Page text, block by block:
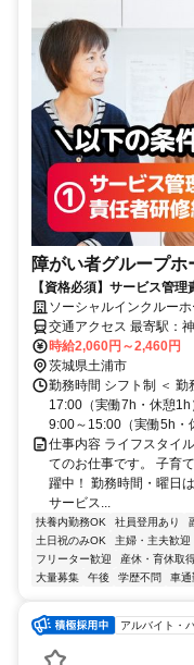
障がい者グループ
【資格必須】サービス管
みOK/残業ほぼなし！家庭
ソーシャルインクルー
時給2,060円～2,460円
茨城県土浦市
勤務時間 シフト制 ＜ 勤
17:00（実働7h・休憩
9:00～15:00（実働5h・
仕事内容 ライフスタイ
てのお仕事です。 子育
躍中！ 勤務時間・曜日
サービス...
扶養内勤務OK 社員登用あり
土日祝のみOK
主婦・主夫歓迎
フリーター歓迎
産休・育休取
大量募集
午後 学歴不問 車通
アルバイト・